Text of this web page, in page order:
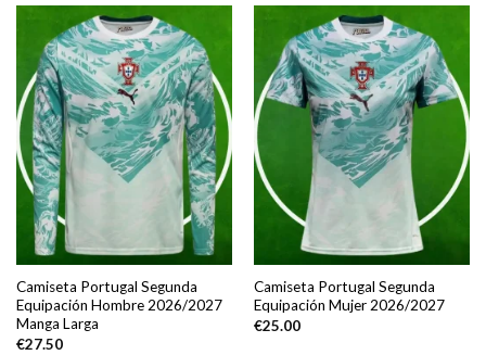
Camiseta Portugal Segunda
Equipación Hombre 2026/2027
Manga Larga
€27.50
Camiseta Portugal Segunda
Equipación Mujer 2026/2027
€25.00